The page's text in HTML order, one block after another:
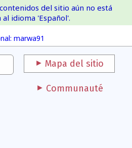
IOI
marwa91
del sitio aún no está
idioma 'Español'.
Mapa del sitio
Communauté